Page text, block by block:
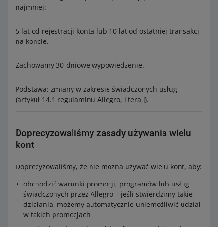
najmniej:
5 lat od rejestracji konta lub 10 lat od ostatniej transakcji
na koncie.
Zachowamy 30-dniowe wypowiedzenie.
Podstawa: zmiany w zakresie świadczonych usług
(artykuł 14.1 regulaminu Allegro, litera j).
Doprecyzowaliśmy zasady używania wielu
kont
Doprecyzowaliśmy, że nie można używać wielu kont, aby:
obchodzić warunki promocji, programów lub usług
świadczonych przez Allegro – jeśli stwierdzimy takie
działania, możemy automatycznie uniemożliwić udział
w takich promocjach